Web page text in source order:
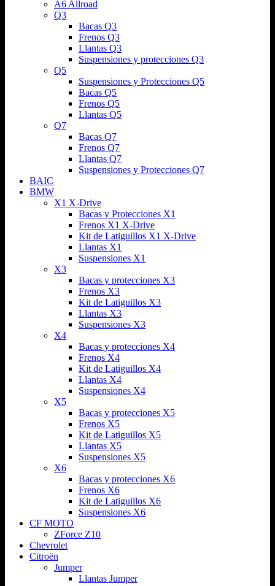
A6 Allroad
Q3
Bacas Q3
Frenos Q3
Llantas Q3
Suspensiones y protecciones Q3
Q5
Suspensiones y Protecciones Q5
Bacas Q5
Frenos Q5
Llantas Q5
Q7
Bacas Q7
Frenos Q7
Llantas Q7
Suspensiones y Protecciones Q7
BAIC
BMW
X1 X-Drive
Bacas y Protecciones X1
Frenos X1 X-Drive
Kit de Latiguillos X1 X-Drive
Llantas X1
Suspensiones X1
X3
Bacas y protecciones X3
Frenos X3
Kit de Latiguillos X3
Llantas X3
Suspensiones X3
X4
Bacas y protecciones X4
Frenos X4
Kit de Latiguillos X4
Llantas X4
Suspensiones X4
X5
Bacas y protecciones X5
Frenos X5
Kit de Latiguillos X5
Llantas X5
Suspensiones X5
X6
Bacas y protecciones X6
Frenos X6
Kit de Latiguillos X6
Suspensiones X6
CF MOTO
ZForce Z10
Chevrolet
Citroën
Jumper
Llantas Jumper